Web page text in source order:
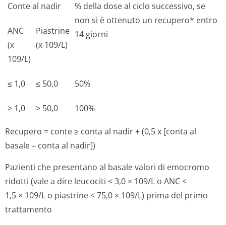
Conte al nadir
% della dose al ciclo successivo, se
non si è ottenuto un recupero* entro
14 giorni
ANC
(x
109/L)
Piastrine
(x 109/L)
≤ 1,0 ≤ 50,0 50%
> 1,0 > 50,0 100%
Recupero = conte ≥ conta al nadir + (0,5 x [conta al
basale – conta al nadir])
Pazienti che presentano al basale valori di emocromo
ridotti (vale a dire leucociti < 3,0 × 109/L o ANC <
1,5 × 109/L o piastrine < 75,0 × 109/L) prima del primo
trattamento